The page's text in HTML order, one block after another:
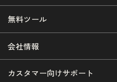
無料ツール
会社情報
カスタマー向けサポート